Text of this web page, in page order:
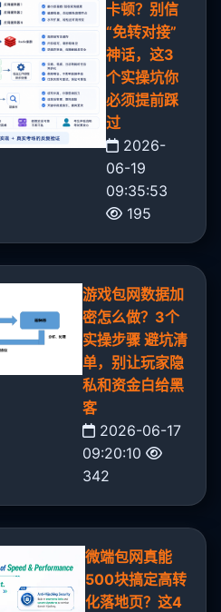
卡顿？别信
“免转对接”
神话，这3
个实操坑你
必须提前踩
过
2026-
06-19
09:35:53
195
游戏包网数据加
密怎么做？3个
实操步骤 避坑清
单，别让玩家隐
私和资金白给黑
客
2026-06-17
09:20:10
342
微端包网真能
500块搞定高转
化落地页？这4